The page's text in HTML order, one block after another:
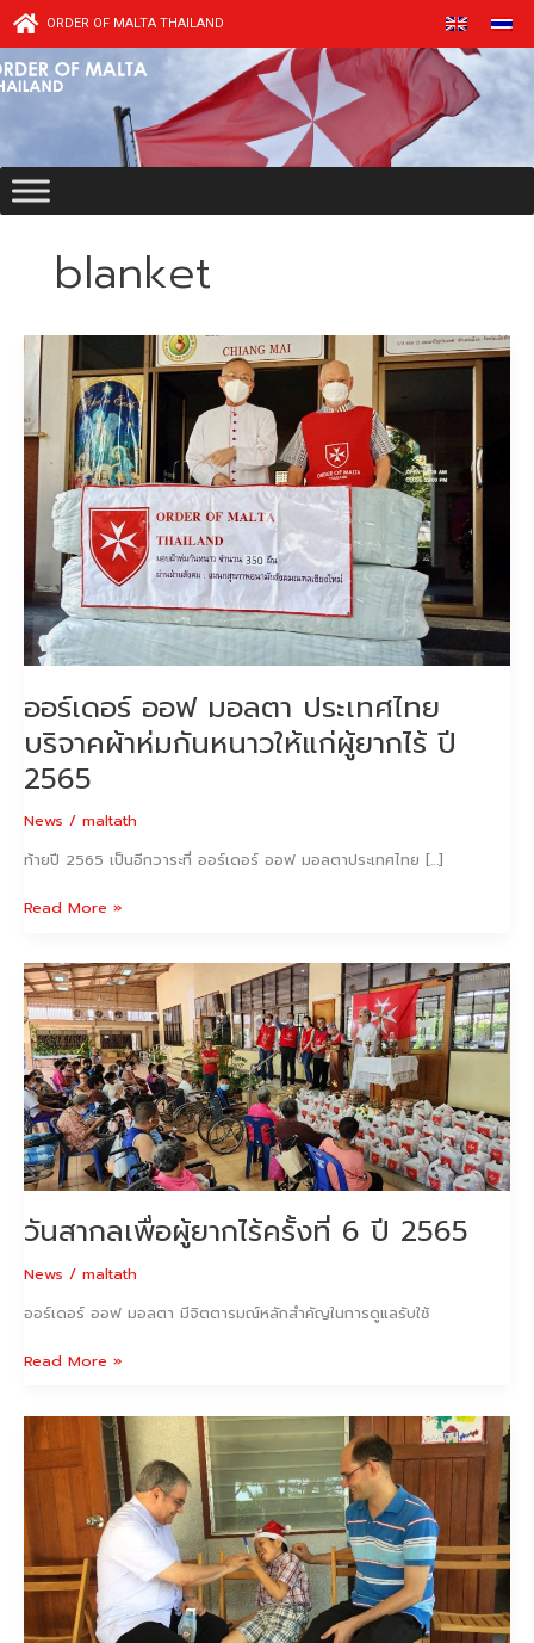
Skip
content
ORDER OF MALTA THAILAND
blanket
ออร์เดอร์ ออฟ มอลตา ประเทศไทย
บริจาคผ้าห่มกันหนาวให้แก่ผู้ยากไร้ ปี
2565
News / maltath
ท้ายปี 2565 เป็นอีกวาระที่ ออร์เดอร์ ออฟ มอลตาประเทศไทย […]
ออร์เด
อร์
ออฟ
มอลตา
ประเทศไทย
บริจาค
ผ้าห่ม
กัน
หนาว
แก่
ผู้
ยากไร้
ปี
2565
Read More »
วันสากลเพื่อผู้ยากไร้ครั้งที่ 6 ปี 2565
News / maltath
ออร์เดอร์ ออฟ มอลตา มีจิตตารมณ์หลักสำคัญในการดูแลรับใช้
วัน
สากล
เพื่อ
ผู้
ยากไร้
ครั้ง
ที่
6
ปี
Read More »
ออร์เด
อร์
ออฟ
ประเทศไทย
สืบสาน
ประเพณี
บริจาค